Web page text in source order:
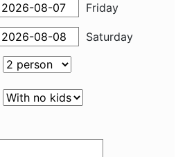
Friday
Saturday